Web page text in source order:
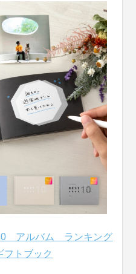
アルバム ランキング
トブック